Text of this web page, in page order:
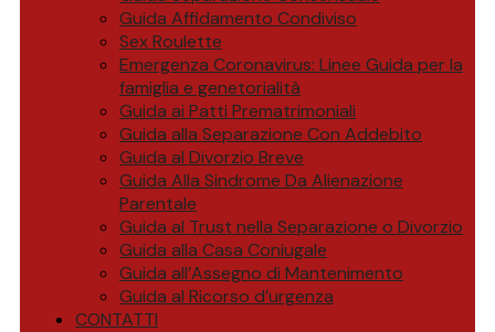
Guida Affidamento Condiviso
Sex Roulette
Emergenza Coronavirus: Linee Guida per la
famiglia e genetorialità
Guida ai Patti Prematrimoniali
Guida alla Separazione Con Addebito
Guida al Divorzio Breve
Guida Alla Sindrome Da Alienazione
Parentale
Guida al Trust nella Separazione o Divorzio
Guida alla Casa Coniugale
Guida all’Assegno di Mantenimento
Guida al Ricorso d’urgenza
CONTATTI